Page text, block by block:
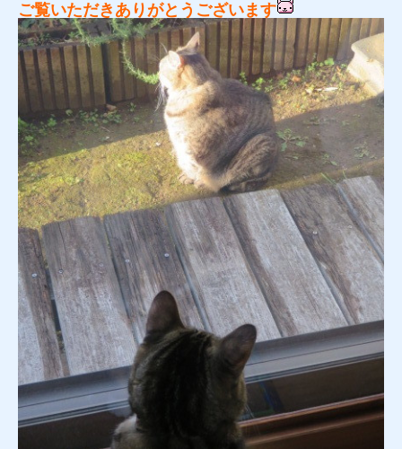
ご覧いただきありがとうございます